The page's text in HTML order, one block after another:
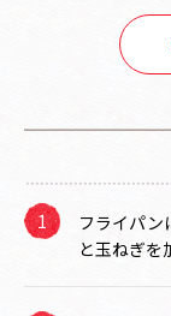
フライパン
と玉ねぎを